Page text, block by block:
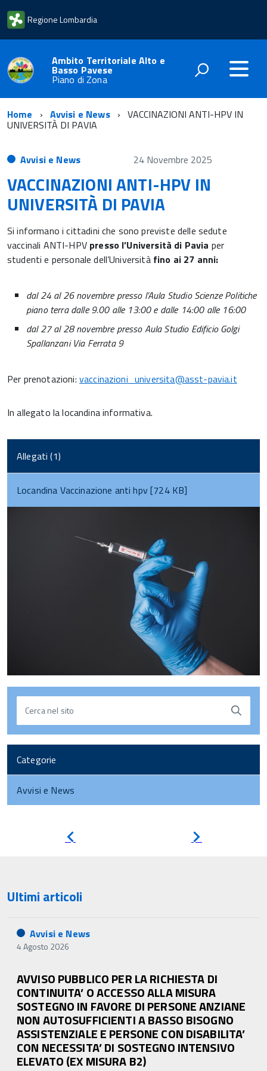
Regione Lombardia
Ambito Territoriale Alto e
Basso Pavese
Piano di Zona
Home Avvisi e News VACCINAZIONI ANTI-HPV IN
UNIVERSITÀ DI PAVIA
Avvisi e News 24 Novembre 2025
VACCINAZIONI ANTI-HPV IN
UNIVERSITÀ DI PAVIA
Si informano i cittadini che sono previste delle sedute
vaccinali ANTI-HPV presso l’Università di Pavia per
studenti e personale dell’Università fino ai 27 anni:
dal 24 al 26 novembre presso l’Aula Studio Scienze Politiche
piano terra dalle 9.00 alle 13:00 e dalle 14:00 alle 16:00
dal 27 al 28 novembre presso Aula Studio Edificio Golgi
Spallanzani Via Ferrata 9
Per prenotazioni: vaccinazioni_universita@asst-pavia.it
In allegato la locandina informativa.
Allegati (1)
Locandina Vaccinazione anti hpv [724 KB]
Cerca nel sito
Categorie
Avvisi e News
Ultimi articoli
Avvisi e News
4 Agosto 2026
AVVISO PUBBLICO PER LA RICHIESTA DI
CONTINUITA’ O ACCESSO ALLA MISURA
SOSTEGNO IN FAVORE DI PERSONE ANZIANE
NON AUTOSUFFICIENTI A BASSO BISOGNO
ASSISTENZIALE E PERSONE CON DISABILITA’
CON NECESSITA’ DI SOSTEGNO INTENSIVO
ELEVATO (EX MISURA B2)